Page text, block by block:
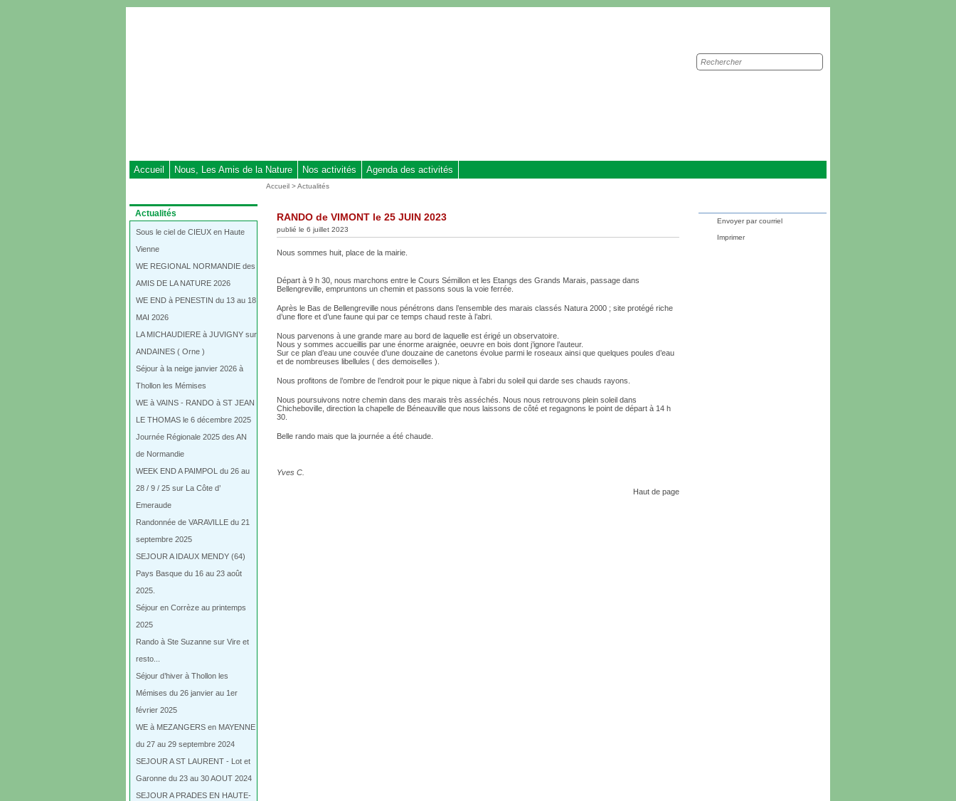
Recherche
sur
Accueil Nous, Les Amis de la Nature Nos activités Agenda des activités
Dans
la
rubrique
Actualités
Sous le ciel de CIEUX en Haute
Vienne
WE REGIONAL NORMANDIE des
AMIS DE LA NATURE 2026
WE END à PENESTIN du 13 au 18
MAI 2026
LA MICHAUDIERE à JUVIGNY sur
ANDAINES ( Orne )
Séjour à la neige janvier 2026 à
Thollon les Mémises
WE à VAINS - RANDO à ST JEAN
LE THOMAS le 6 décembre 2025
Journée Régionale 2025 des AN
de Normandie
WEEK END A PAIMPOL du 26 au
28 / 9 / 25 sur La Côte d’
Emeraude
Randonnée de VARAVILLE du 21
septembre 2025
SEJOUR A IDAUX MENDY (64)
Pays Basque du 16 au 23 août
2025.
Séjour en Corrèze au printemps
2025
Rando à Ste Suzanne sur Vire et
resto...
Séjour d’hiver à Thollon les
Mémises du 26 janvier au 1er
février 2025
WE à MEZANGERS en MAYENNE
du 27 au 29 septembre 2024
SEJOUR A ST LAURENT - Lot et
Garonne du 23 au 30 AOUT 2024
SEJOUR A PRADES EN HAUTE-
Vous
Accueil >Actualités
RANDO de VIMONT le 25 JUIN 2023
publié le 6 juillet 2023
Nous sommes huit, place de la mairie.
Départ à 9 h 30, nous marchons entre le Cours Sémillon et les Etangs des Grands Marais, passage dans
Bellengreville, empruntons un chemin et passons sous la voie ferrée.
Après le Bas de Bellengreville nous pénétrons dans l’ensemble des marais classés Natura 2000 ; site protégé riche
d’une flore et d’une faune qui par ce temps chaud reste à l’abri.
Nous parvenons à une grande mare au bord de laquelle est érigé un observatoire.
Nous y sommes accueillis par une énorme araignée, oeuvre en bois dont j’ignore l’auteur.
Sur ce plan d’eau une couvée d’une douzaine de canetons évolue parmi le roseaux ainsi que quelques poules d’eau
et de nombreuses libellules ( des demoiselles ).
Nous profitons de l’ombre de l’endroit pour le pique nique à l’abri du soleil qui darde ses chauds rayons.
Nous poursuivons notre chemin dans des marais très asséchés. Nous nous retrouvons plein soleil dans
Chicheboville, direction la chapelle de Béneauville que nous laissons de côté et regagnons le point de départ à 14 h
30.
Belle rando mais que la journée a été chaude.
Yves C.
Haut de page
Envoyer par courriel
Imprimer